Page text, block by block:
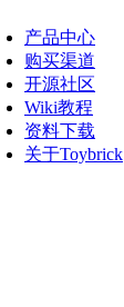
产品中心
购买渠道
开源社区
Wiki教程
资料下载
关于Toybrick